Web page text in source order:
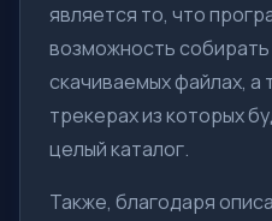
является то, что
возможность
скачиваемых файлах, а
трекерах из которых
целый каталог.
Также, благодаря